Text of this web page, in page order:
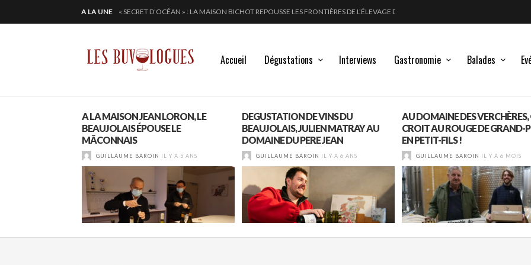
A LA UNE
EN 2024, JULIE PITOISET DESSINE LE TRIANGLE DES MOULIN À VENT
Accueil Dégustations Interviews Gastronomie Balades
A LA MAISON JEAN LORON, LE
BEAUJOLAIS ÉPOUSE LE
MÂCONNAIS
GUILLAUME BAROIN IL Y A 5 ANS
DEGUSTATION DE VINS DU
BEAUJOLAIS, JULIEN MATRAY AU
DOMAINE DU PERE JEAN
GUILLAUME BAROIN IL Y A 6 ANS
AU DOMAINE DES
CROIT AU ROUGE DE GRAND-
EN PETIT-FILS !
GUILLAUME BAROIN IL Y A 6 MOIS